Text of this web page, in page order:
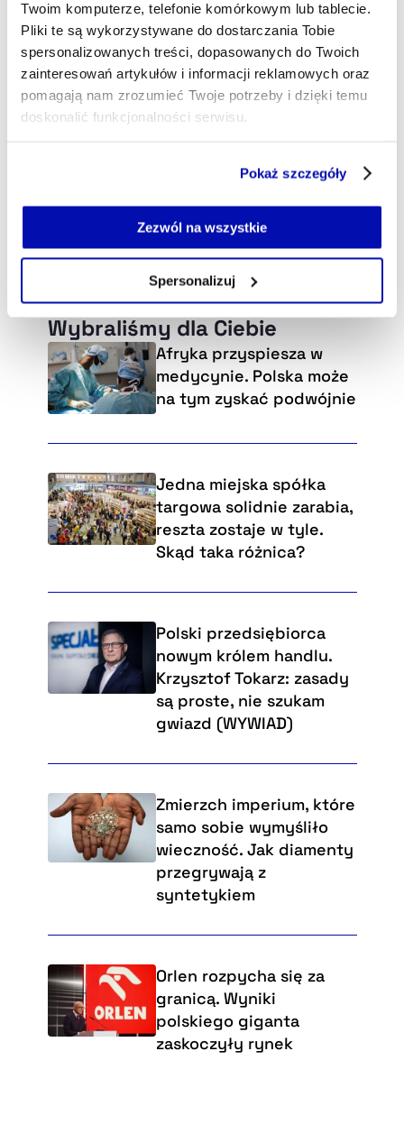
Twoim komputerze, telefonie komórkowym lub tablecie.
Pliki te są wykorzystywane do dostarczania Tobie
spersonalizowanych treści, dopasowanych do Twoich
zainteresowań artykułów i informacji reklamowych oraz
pomagają nam zrozumieć Twoje potrzeby i dzięki temu
doskonalić funkcjonalności serwisu.
Jeżeli nie wyrażasz zgody na zapisywanie plików cookie,
możesz łatwo zarządzać swoimi uprawnieniami, np. we
własnej przeglądarce internetowej lub po wybraniu opcji
naszejPolityce Prywatności.
Pokaż szczegóły
Zezwól na wszystkie
Spersonalizuj
Wybraliśmy dla Ciebie
Afryka przyspiesza w
medycynie. Polska może
na tym zyskać podwójnie
Jedna miejska spółka
targowa solidnie zarabia,
reszta zostaje w tyle.
Skąd taka różnica?
Polski przedsiębiorca
nowym królem handlu.
Krzysztof Tokarz: zasady
są proste, nie szukam
gwiazd (WYWIAD)
Zmierzch imperium, które
samo sobie wymyśliło
wieczność. Jak diamenty
przegrywają z
syntetykiem
Orlen rozpycha się za
granicą. Wyniki
polskiego giganta
zaskoczyły rynek